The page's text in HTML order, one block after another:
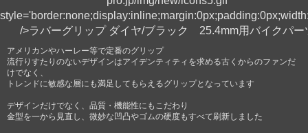
アメリカンやハーレー等で定番のグリップ
流行りすたりのないデザインはアイデンティティを求める古くからのファンだ
けでなく、
トレンドに敏感な層にも満足してもらえるグリップとなっています
デザインだけでなく、品質・機能性にもこだわり
金型を一から見直し、微妙な凹凸やゴムの硬度もすべて刷新しました